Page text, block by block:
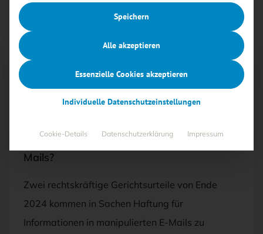
<kes>+
Wie viel Verschlüsselung brauchen E-
Mails?
Zwei rechtskräftige Gerichtsurteile von Ende
2024 kommen in Sachen Haftung für
Informationen in manipulierten E-Mails zu
Speichern
Alle akzeptieren
Essenzielle Cookies akzeptieren
Individuelle Datenschutzeinstellungen
Cookie-Details Datenschutzerklärung Impressum